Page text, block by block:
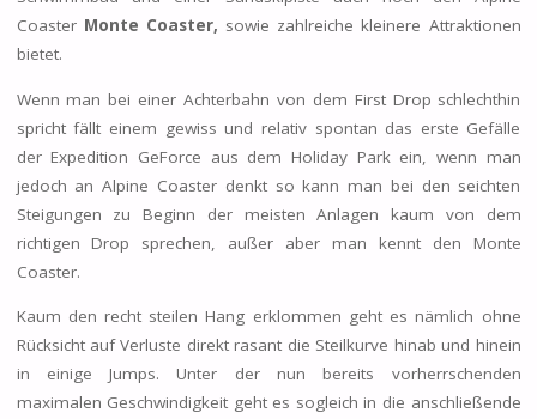
Coaster Monte Coaster, sowie zahlreiche kleinere Attraktionen
bietet.
Wenn man bei einer Achterbahn von dem First Drop schlechthin
spricht fällt einem gewiss und relativ spontan das erste Gefälle
der Expedition GeForce aus dem Holiday Park ein, wenn man
jedoch an Alpine Coaster denkt so kann man bei den seichten
Steigungen zu Beginn der meisten Anlagen kaum von dem
richtigen Drop sprechen, außer aber man kennt den Monte
Coaster.
Kaum den recht steilen Hang erklommen geht es nämlich ohne
Rücksicht auf Verluste direkt rasant die Steilkurve hinab und hinein
in einige Jumps. Unter der nun bereits vorherrschenden
maximalen Geschwindigkeit geht es sogleich in die anschließende